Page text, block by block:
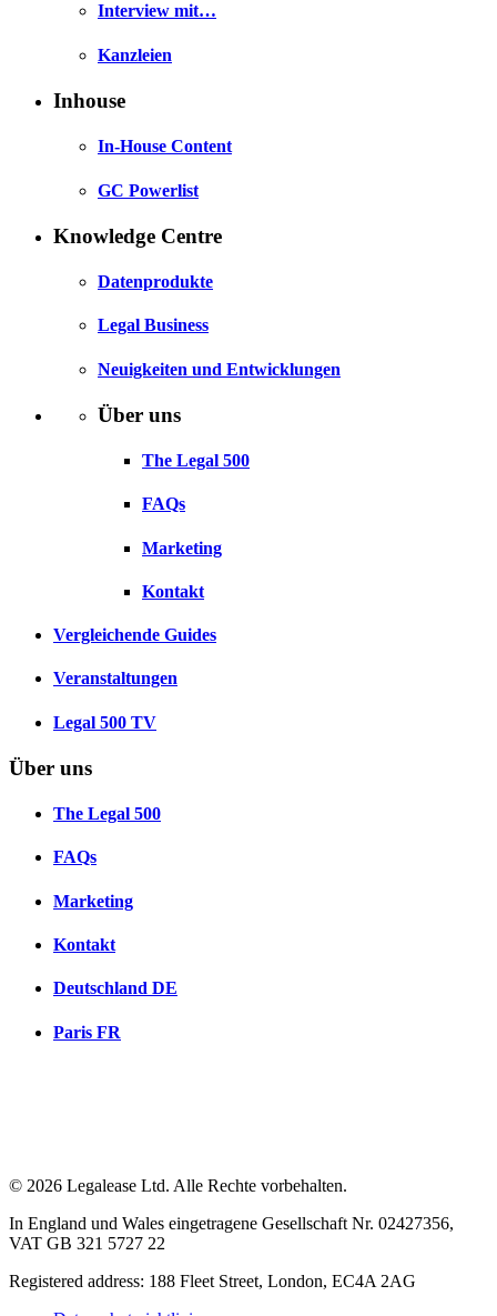
Interview mit…
Kanzleien
Inhouse
In-House Content
GC Powerlist
Knowledge Centre
Datenprodukte
Legal Business
Neuigkeiten und Entwicklungen
Über uns
The Legal 500
FAQs
Marketing
Kontakt
Vergleichende Guides
Veranstaltungen
Legal 500 TV
Über uns
The Legal 500
FAQs
Marketing
Kontakt
Deutschland DE
Paris FR
© 2026 Legalease Ltd. Alle Rechte vorbehalten.
In England und Wales eingetragene Gesellschaft Nr. 02427356,
VAT GB 321 5727 22
Registered address: 188 Fleet Street, London, EC4A 2AG